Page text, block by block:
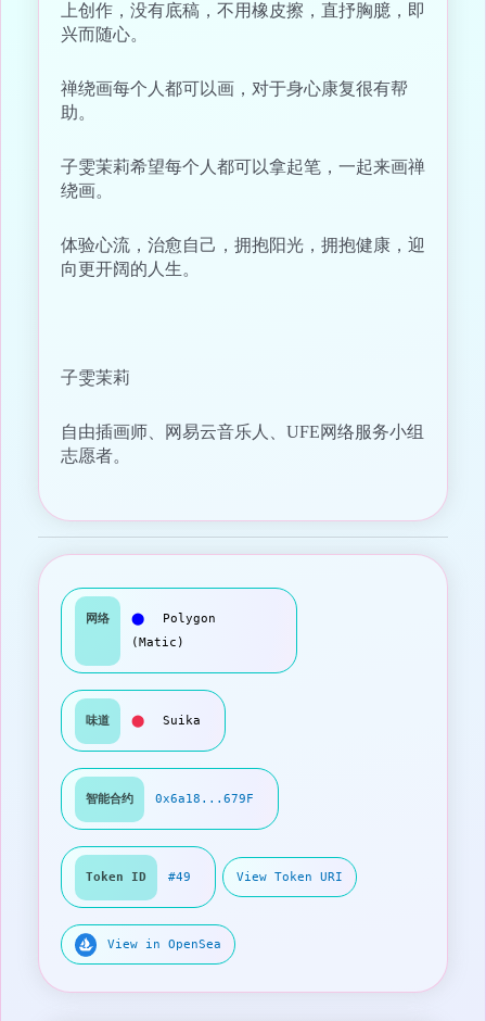
上创作，没有底稿，不用橡皮擦，直抒胸臆，即
兴而随心。
禅绕画每个人都可以画，对于身心康复很有帮
助。
子雯茉莉希望每个人都可以拿起笔，一起来画禅
绕画。
体验心流，治愈自己，拥抱阳光，拥抱健康，迎
向更开阔的人生。
子雯茉莉
自由插画师、网易云音乐人、UFE网络服务小组
志愿者。
网络 ⬤
Polygon
(Matic)
味道 ⬤ Suika
智能合约 0x6a18...679F
Token ID #49 View Token URI
View in OpenSea